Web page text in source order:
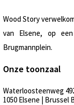
Wood Story
van Elsene, op
Brugmannplein.
Onze toonzaal
Waterloosteenweg
1050 Elsene | Brussel